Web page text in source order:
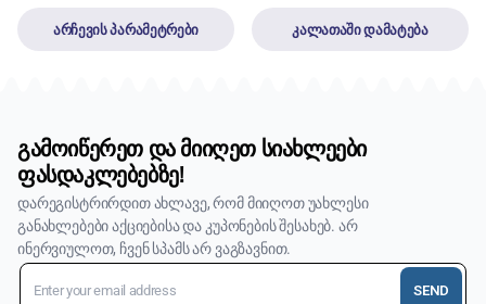
არჩევის პარამეტრები კალათაში დამატება
გამოიწერეთ და მიიღეთ სიახლეები
ფასდაკლებებზე!
დარეგისტრირდით ახლავე, რომ მიიღოთ უახლესი
განახლებები აქციებისა და კუპონების შესახებ. არ
ინერვიულოთ, ჩვენ სპამს არ ვაგზავნით.
SEND